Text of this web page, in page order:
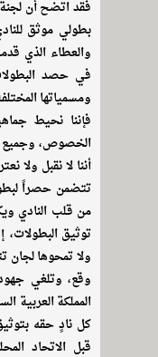
فقد اتضح أن
بطولي موثق
والعطاء الذي
في حصد
ومسمياتها
فإننا نحيط
الخصوص، وجميع
أننا لا نقبل ولا
تتضمن حصراً
من قلب النادي
توثيق البطولات،
ولا تمحوها لجان
وقع، وتلغي
المملكة العربية
كل نادٍ حقه
قبل الاتحاد